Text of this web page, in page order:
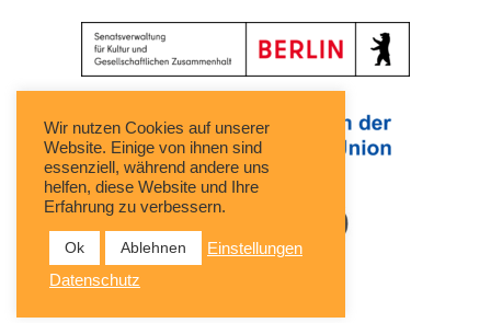
Wir nutzen Cookies auf unserer
Website. Einige von ihnen sind
essenziell, während andere uns
helfen, diese Website und Ihre
Erfahrung zu verbessern.
Ok Ablehnen
Einstellungen
Datenschutz